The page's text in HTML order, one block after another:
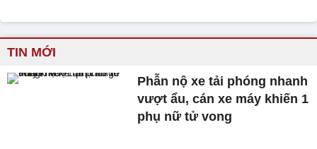
TIN MỚI
Phẫn nộ xe tải phóng nhanh
vượt ẩu, cán xe máy khiến 1
phụ nữ tử vong